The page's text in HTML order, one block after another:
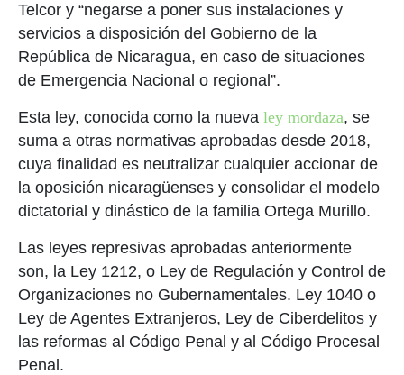
Telcor y “negarse a poner sus instalaciones y
servicios a disposición del Gobierno de la
República de Nicaragua, en caso de situaciones
de Emergencia Nacional o regional”.
Esta ley, conocida como la nueva ley mordaza, se
suma a otras normativas aprobadas desde 2018,
cuya finalidad es neutralizar cualquier accionar de
la oposición nicaragüenses y consolidar el modelo
dictatorial y dinástico de la familia Ortega Murillo.
Las leyes represivas aprobadas anteriormente
son, la Ley 1212, o Ley de Regulación y Control de
Organizaciones no Gubernamentales. Ley 1040 o
Ley de Agentes Extranjeros, Ley de Ciberdelitos y
las reformas al Código Penal y al Código Procesal
Penal.